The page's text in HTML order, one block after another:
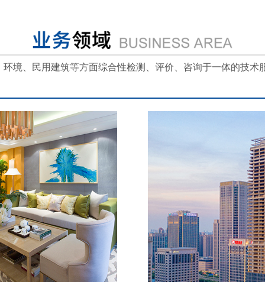
环境、民用建筑等方面综合性检测、评价、咨询于一体的技术